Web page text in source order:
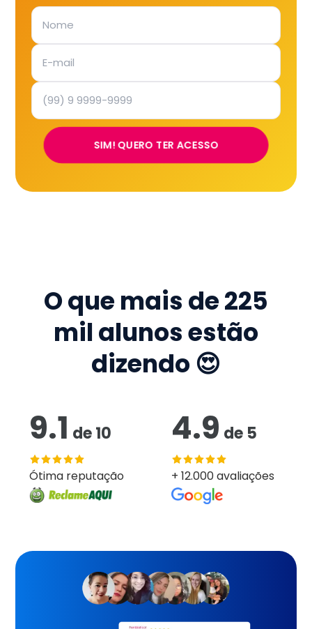
SIM! QUERO TER ACESSO
O que mais de225
mil alunos estão
dizendo 😍
9.1 de10
Ótima reputação
4.9 de 5
+ 12.000 avaliações